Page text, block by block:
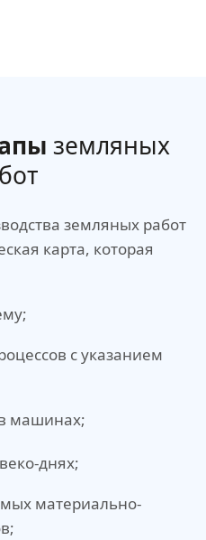
земляных
земляных работ
карта, которая
с указанием
машинах;
днях;
материально-